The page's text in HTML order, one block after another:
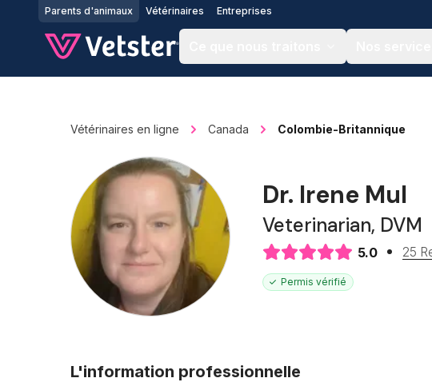
Jump to main content
Parents d'animaux Vétérinaires Entreprises
Vétérinaires en ligne Canada Colombie-Britannique
Dr. Irene Mul
Veterinarian, DVM
5.0 25
Permis vérifié
L'information professionnelle